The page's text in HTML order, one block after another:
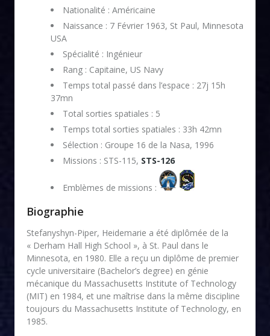
Nationalité : Américaine
Naissance : 7 Février 1963, St Paul, Minnesota
USA
Spécialité : Ingénieur
Rang : Capitaine, US Navy
Temps total passé dans l’espace : 27j 15h
37mn
Total sorties spatiales : 5
Temps total sorties spatiales : 33h 42mn
Sélection : Groupe 16 de la Nasa, 1996
Missions : STS-115, STS-126
Emblèmes de missions :
Biographie
Stefanyshyn-Piper, Heidemarie a été diplômée de la
« Derham Hall High School », à St. Paul dans le
Minnesota, en 1980. Elle a reçu un diplôme de premier
cycle universitaire (Bachelor’s degree) en génie
mécanique du Massachusetts Institute of Technology
(MIT) en 1984, et une maîtrise dans la même discipline
toujours du Massachusetts Institute of Technology, en
1985.